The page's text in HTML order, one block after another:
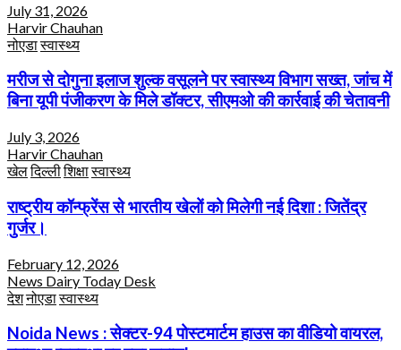
July 31, 2026
Harvir Chauhan
नोएडास्वास्थ्य
मरीज से दोगुना इलाज शुल्क वसूलने पर स्वास्थ्य विभाग सख्त, जांच में
बिना यूपी पंजीकरण के मिले डॉक्टर, सीएमओ की कार्रवाई की चेतावनी
July 3, 2026
Harvir Chauhan
खेलदिल्लीशिक्षास्वास्थ्य
राष्ट्रीय कॉन्फ्रेंस से भारतीय खेलों को मिलेगी नई दिशा : जितेंद्र
गुर्जर।
February 12, 2026
News Dairy Today Desk
देशनोएडास्वास्थ्य
Noida News : सेक्टर-94 पोस्टमार्टम हाउस का वीडियो वायरल,